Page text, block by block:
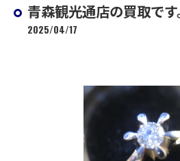
青森観光通店の買取です
2025/04/17